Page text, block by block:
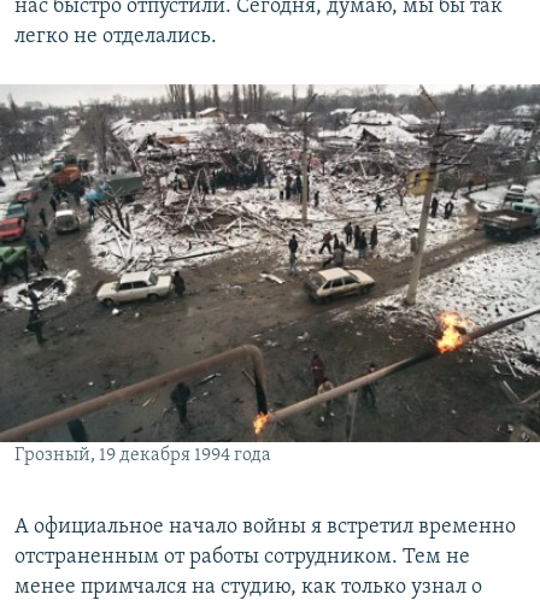
нас быстро отпустили. Сегодня, думаю, мы бы так
легко не отделались.
Грозный, 19 декабря 1994 года
А официальное начало войны я встретил временно
отстраненным от работы сотрудником. Тем не
менее примчался на студию, как только узнал о